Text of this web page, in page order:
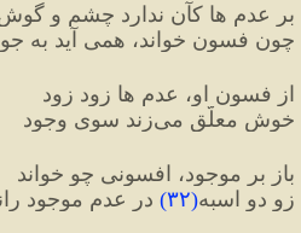
بر عدم ها کآن ندارد چشم و
چون فسون خواند، همی آید به
از فسونِ او، عدم ها زود زود
خوش معلّق می‌زند سویِ وجود
باز بر موجود، افسونی چو خواند
زو دو اسبه(۳۲) در عدم موجود